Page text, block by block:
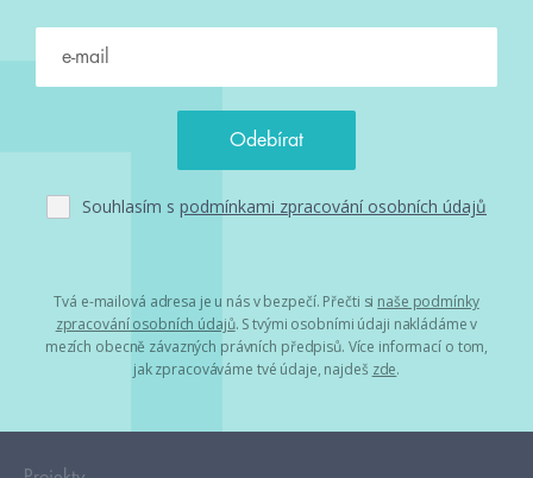
Souhlasím s podmínkami zpracování osobních údajů
Tvá e-mailová adresa je u nás v bezpečí. Přečti si naše podmínky
zpracování osobních údajů. S tvými osobními údaji nakládáme v
mezích obecně závazných právních předpisů. Více informací o tom,
jak zpracováváme tvé údaje, najdeš zde.